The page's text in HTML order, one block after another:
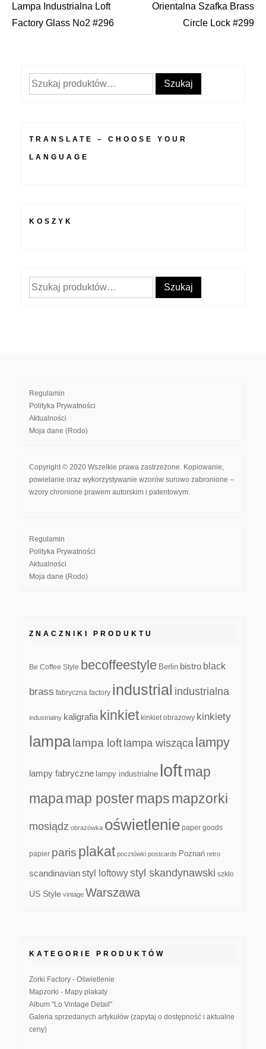
Nawigacja
Lampa Industrialna Loft
Factory Glass No2 #296
Orientalna Szafka Brass
Circle Lock #299
Szukaj: Szukaj
TRANSLATE – CHOOSE YOUR
LANGUAGE
KOSZYK
Szukaj: Szukaj
Regulamin
Polityka Prywatności
Aktualności
Moja dane (Rodo)
Copyright © 2020 Wszelkie prawa zastrzeżone. Kopiowanie,
powielanie oraz wykorzystywanie wzorów surowo zabronione –
wzory chronione prawem autorskim i patentowym.
Regulamin
Polityka Prywatności
Aktualności
Moja dane (Rodo)
ZNACZNIKI PRODUKTU
Be Coffee Style becoffeestyle Berlin bistro black
brass fabryczna factory industrial industrialna
industrialny kaligrafia kinkiet kinkiet obrazowy kinkiety
lampa lampa loft lampa wisząca lampy
lampy fabryczne lampy industrialne loftmap
mapamap postermapsmapzorki
mosiądz obrazówka oświetlenie paper goods
papier paris plakat pocztówki postcards Poznań retro
scandinavianstyl loftowystyl skandynawski szkło
US Style vintage Warszawa
KATEGORIE PRODUKTÓW
Zorki Factory - Oświetlenie
Mapzorki - Mapy plakaty
Album "Lo Vintage Detail"
Galeria sprzedanych artykułów (zapytaj o dostępność i aktualne
ceny)